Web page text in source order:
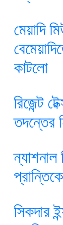
মেয়াদি
কাটলো
রিজেন্ট
তদন্তের
সিকদার